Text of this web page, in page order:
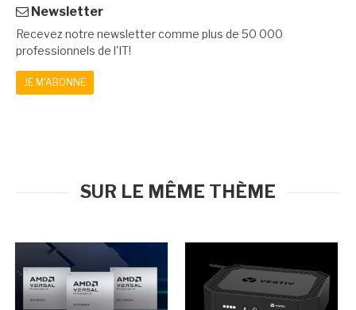
Newsletter
Recevez notre newsletter comme plus de 50 000
professionnels de l'IT!
JE M'ABONNE
SUR LE MÊME THÈME